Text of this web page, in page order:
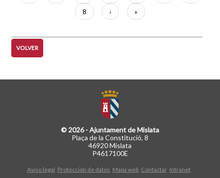
actual
Página
8
Siguiente
página
›
Última
página
»
VOLVER
© 2026 - Ajuntament de Mislata
Plaça de la Constitució, 8
46920 Mislata
P4617100E
Aviso legal Protección de datos Mapa web Contactar Intranet